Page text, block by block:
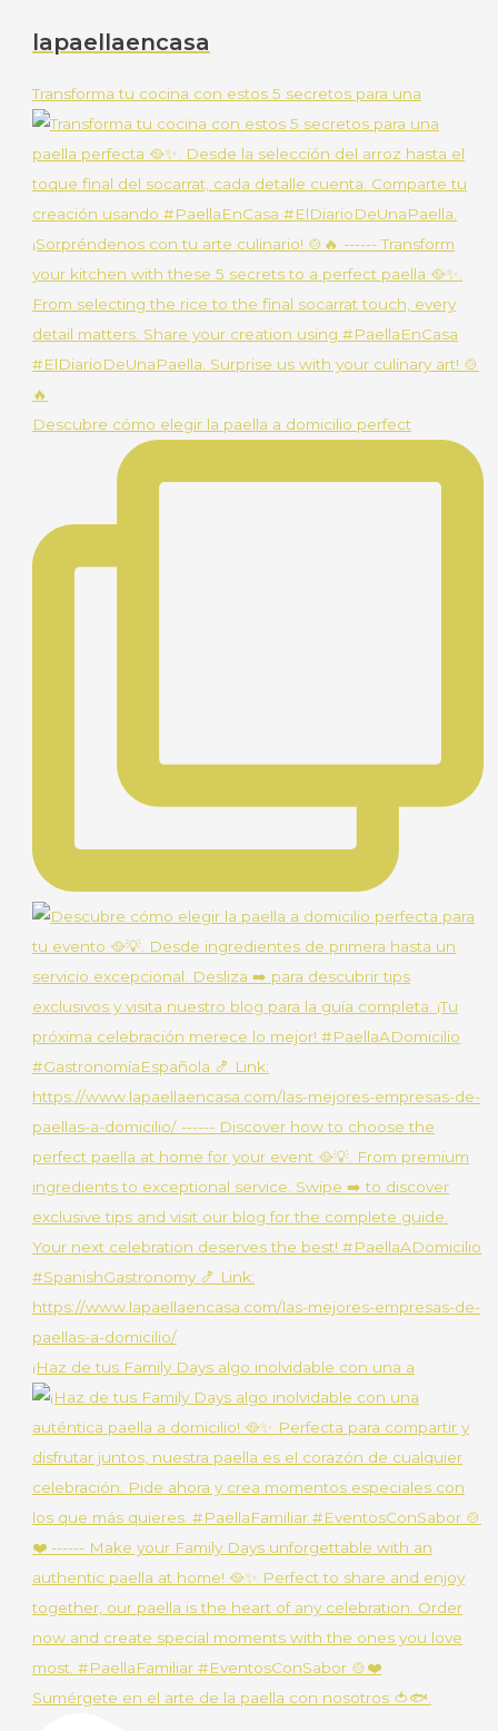
lapaellaencasa
Transforma tu cocina con estos 5 secretos para una
Descubre cómo elegir la paella a domicilio perfect
¡Haz de tus Family Days algo inolvidable con una a
Sumérgete en el arte de la paella con nosotros 🍅🐟.